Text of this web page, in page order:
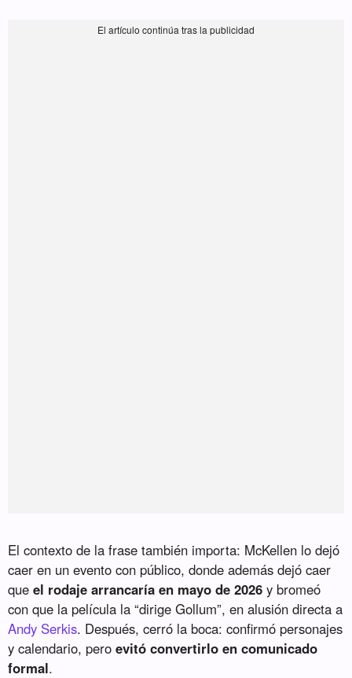
El contexto de la frase también importa: McKellen lo dejó
caer en un evento con público, donde además dejó caer
queel rodaje arrancaría en mayo de 2026 y bromeó
con que la película la “dirige Gollum”, en alusión directa a
Andy Serkis. Después, cerró la boca: confirmó personajes
y calendario, pero evitó convertirlo en comunicado
formal.